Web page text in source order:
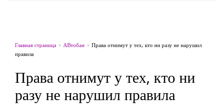
Главная страница АВтобан
Права отнимут у тех, кто ни разу не нарушил
правила
Права отнимут у тех, кто ни
разу не нарушил правила